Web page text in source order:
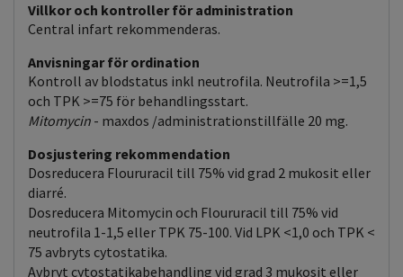
Villkor och kontroller för administration
Central infart rekommenderas.
Anvisningar för ordination
Kontroll av blodstatus inkl neutrofila. Neutrofila >=1,5
och TPK >=75 för behandlingsstart.
Mitomycin - maxdos /administrationstillfälle 20 mg.
Dosjustering rekommendation
Dosreducera Floururacil till 75% vid grad 2 mukosit eller
diarré.
Dosreducera Mitomycin och Floururacil till 75% vid
neutrofila 1-1,5 eller TPK 75-100. Vid LPK <1,0 och TPK <
75 avbryts cytostatika.
Avbryt cytostatikabehandling vid grad 3 mukosit eller